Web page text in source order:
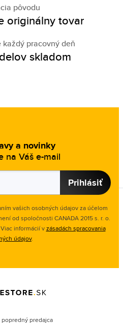
pôvodu
originálny tovar
každý pracovný deň
skladom
a novinky
na Váš e-mail
Prihlásiť
vašich osobných údajov za účelom
od spoločnosti CANADA 2015 s. r. o.
informácií vzásadách spracovania
údajov.
predajca